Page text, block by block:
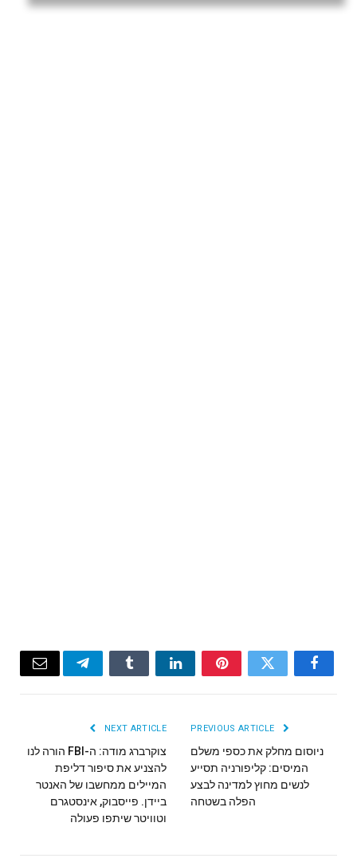
Facebook
Twitter
Pinterest
LinkedIn
Tumblr
Telegram
Email
ניוסום מחלק את כספי משלם
המיסים: קליפורניה תסייע
לנשים מחוץ למדינה לבצע
הפלה בשטחה
NEXT ARTICLE
צוקרברג מודה: ה-FBI הורה לנו
להצניע את סיפור דליפת
המיילים ממחשבו של האנטר
ביידן. פייסבוק, אינסטגרם
וטוויטר שיתפו פעולה